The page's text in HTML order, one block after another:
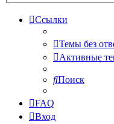
Ссылки
Темы без
Активные
Поиск
FAQ
Вход